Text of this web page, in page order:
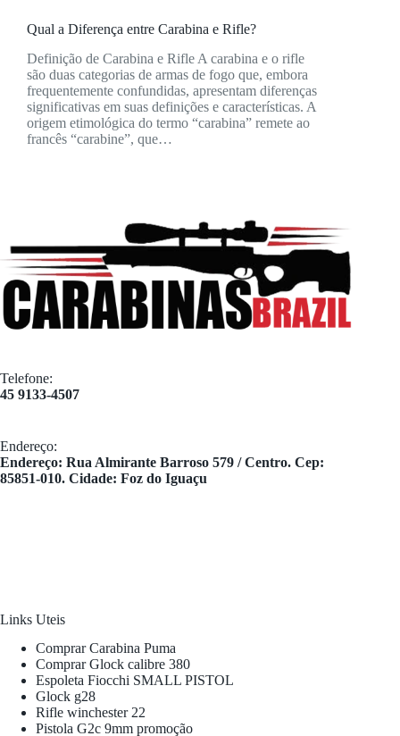
Qual a Diferença entre Carabina e Rifle?
Definição de Carabina e Rifle A carabina e o rifle
são duas categorias de armas de fogo que, embora
frequentemente confundidas, apresentam diferenças
significativas em suas definições e características. A
origem etimológica do termo “carabina” remete ao
francês “carabine”, que…
Telefone:
45 9133-4507
Endereço:
​Endereço: Rua Almirante Barroso 579 / Centro. Cep:
85851-010. Cidade: Foz do Iguaçu
Links Uteis
Comprar Carabina Puma
Comprar Glock calibre 380
Espoleta Fiocchi SMALL PISTOL
Glock g28
Rifle winchester 22
Pistola G2c 9mm promoção